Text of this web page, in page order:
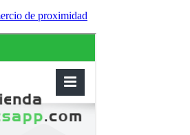
de proximidad